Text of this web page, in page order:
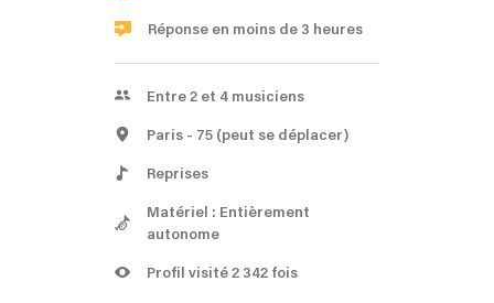
Réponse en moins de 3 heures
Entre 2 et 4 musiciens
Paris - 75 (peut se déplacer)
Reprises
Matériel : Entièrement
autonome
Profil visité 2 342 fois